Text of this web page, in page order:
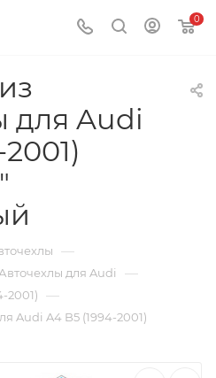
0
для Audi
—
Авточехлы для Audi —
2001) —
Audi A4 B5 (1994-2001)